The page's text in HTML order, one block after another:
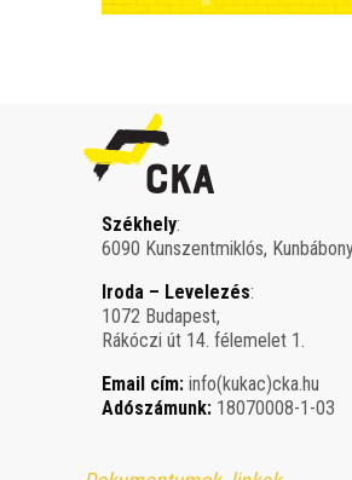
Székhely:
6090 Kunszentmiklós,
Iroda – Levelezés:
1072 Budapest,
Rákóczi út 14. félemelet 1.
Email cím: info(kukac)cka.hu
Adószámunk: 18070008-1-03